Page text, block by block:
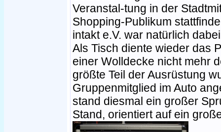
Veranstal-tung in der
Shopping-Publikum
intakt e.V. war natürlich
Als Tisch diente wieder das
einer Wolldecke nicht mehr
größte Teil der Ausrüstung
Gruppenmitglied im Auto
stand diesmal ein großer
Stand, orientiert auf ein